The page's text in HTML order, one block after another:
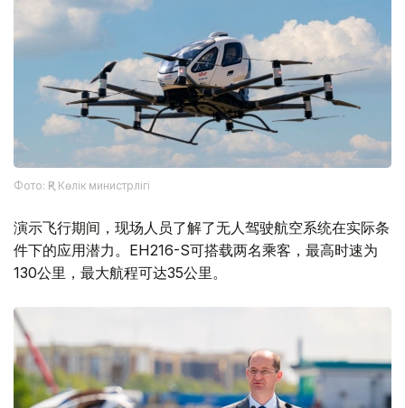
Фото: ҚР Көлік министрлігі
演示飞行期间，现场人员了解了无人驾驶航空系统在实际条
件下的应用潜力。EH216-S可搭载两名乘客，最高时速为
130公里，最大航程可达35公里。